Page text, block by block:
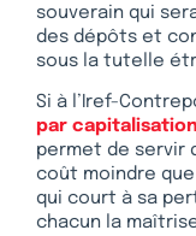
souverain qui
des dépôts et
sous la tutelle
Si à l’Iref-
par capitalisation
permet de servir
coût moindre
qui court à sa
chacun la